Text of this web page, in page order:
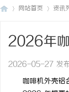
网站首页 资讯
2026年
榜｜定制
2026-05-27 发布
咖啡机外壳